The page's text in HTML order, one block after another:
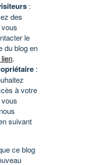
:
des
le
du blog en
.
:
à votre
suivant
ce blog